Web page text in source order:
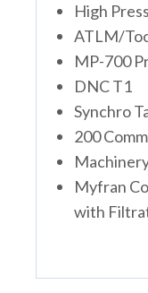
High
ATLM/
MP-700
DNC T1
Synchro
200
Myfran
with